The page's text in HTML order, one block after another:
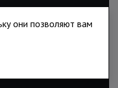
они позволяют вам